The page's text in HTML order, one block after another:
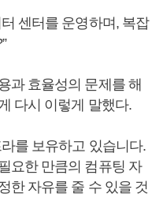
센터를 운영하며, 복잡
과 효율성의 문제를 해
다시 이렇게 말했다.
를 보유하고 있습니다.
요한 만큼의 컴퓨팅 자
한 자유를 줄 수 있을 것